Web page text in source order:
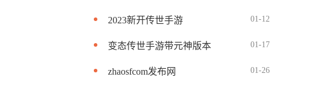
2023新开传世手游 01-12
变态传世手游带元神版本 01-17
zhaosfcom发布网 01-26